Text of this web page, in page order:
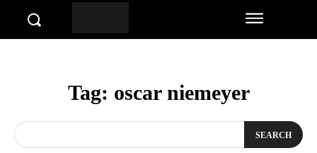
Tag: oscar niemeyer
SEARCH